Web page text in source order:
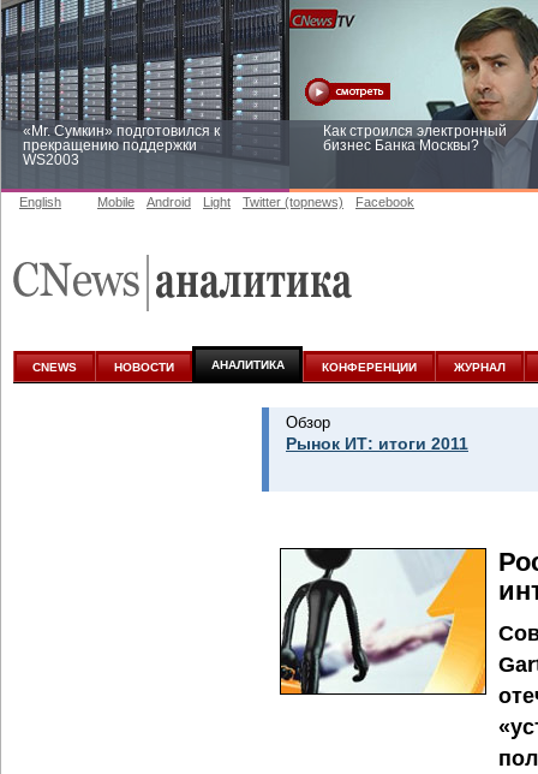
«Mr. Сумкин» подготовился к
прекращению поддержки
WS2003
Как строился электронный
бизнес Банка Москвы?
аналитике
English Mobile Android Light Twitter (topnews) Facebook
CNEWS НОВОСТИ АНАЛИТИКА КОНФЕРЕНЦИИ ЖУРНАЛ
Обзор
Рынок ИТ: итоги 2011